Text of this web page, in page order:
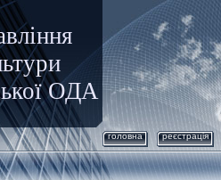
ОДА
головна реєстрація